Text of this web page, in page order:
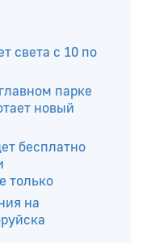
света с 10 по
парке
новый